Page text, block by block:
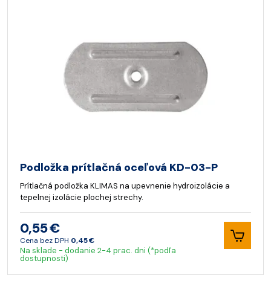
Podložka prítlačná oceľová KD-03-P
Prítlačná podložka KLIMAS na upevnenie hydroizolácie a
tepelnej izolácie plochej strechy.
0,55 €
Cena bez DPH 0,45 €
Na sklade - dodanie 2-4 prac. dni (*podľa
dostupnosti)